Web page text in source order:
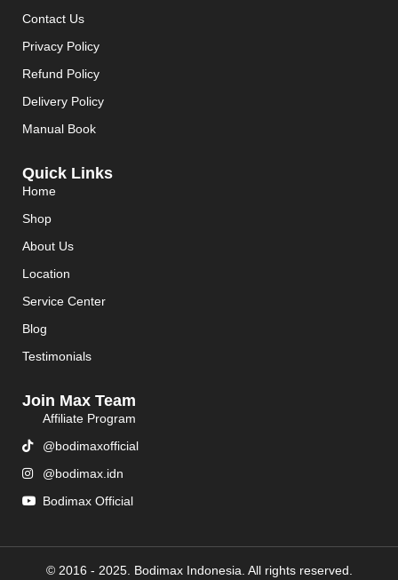
Contact Us
Privacy Policy
Refund Policy
Delivery Policy
Manual Book
Quick Links
Home
Shop
About Us
Location
Service Center
Blog
Testimonials
Join Max Team
Affiliate Program
@bodimaxofficial
@bodimax.idn
Bodimax Official
© 2016 - 2025. Bodimax Indonesia. All rights reserved.